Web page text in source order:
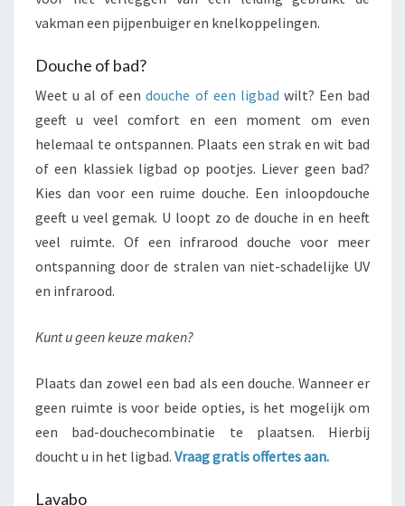
vakman een pijpenbuiger en knelkoppelingen.
Douche of bad?
Weet u al of eendouche of een ligbad wilt? Een bad
geeft u veel comfort en een moment om even
helemaal te ontspannen. Plaats een strak en wit bad
of een klassiek ligbad op pootjes. Liever geen bad?
Kies dan voor een ruime douche. Een inloopdouche
geeft u veel gemak. U loopt zo de douche in en heeft
veel ruimte. Of een infrarood douche voor meer
ontspanning door de stralen van niet-schadelijke UV
en infrarood.
Kunt u geen keuze maken?
Plaats dan zowel een bad als een douche. Wanneer er
geen ruimte is voor beide opties, is het mogelijk om
een bad-douchecombinatie te plaatsen. Hierbij
doucht u in het ligbad. Vraag gratis offertes aan.
Lavabo